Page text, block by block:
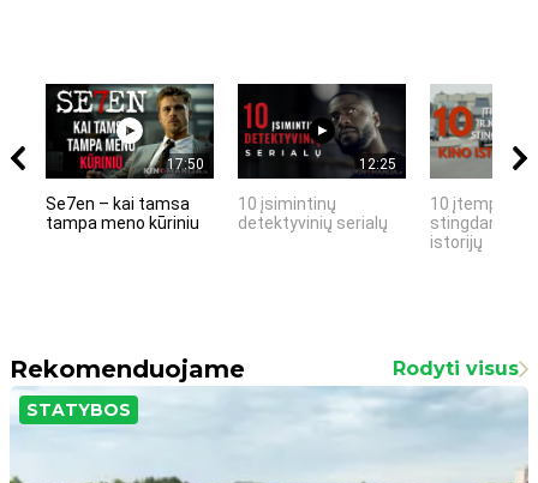
17:50
Se7en – kai tamsa
tampa meno kūriniu
12:25
10 įsimintinų
detektyvinių serialų
10 įtemptų,
stingdančių
istorijų
Rekomenduojame Rodyti visus
STATYBOS